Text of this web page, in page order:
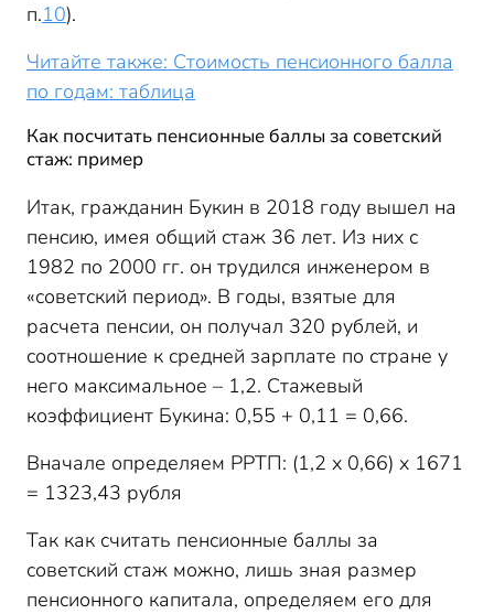
п.10).
Читайте также: Стоимость пенсионного балла
по годам: таблица
Как посчитать пенсионные баллы за советский
стаж: пример
Итак, гражданин Букин в 2018 году вышел на
пенсию, имея общий стаж 36 лет. Из них с
1982 по 2000 гг. он трудился инженером в
«советский период». В годы, взятые для
расчета пенсии, он получал 320 рублей, и
соотношение к средней зарплате по стране у
него максимальное – 1,2. Стажевый
коэффициент Букина: 0,55 + 0,11 = 0,66.
Вначале определяем РРТП: (1,2 х 0,66) х 1671
= 1323,43 рубля
Так как считать пенсионные баллы за
советский стаж можно, лишь зная размер
пенсионного капитала, определяем его для